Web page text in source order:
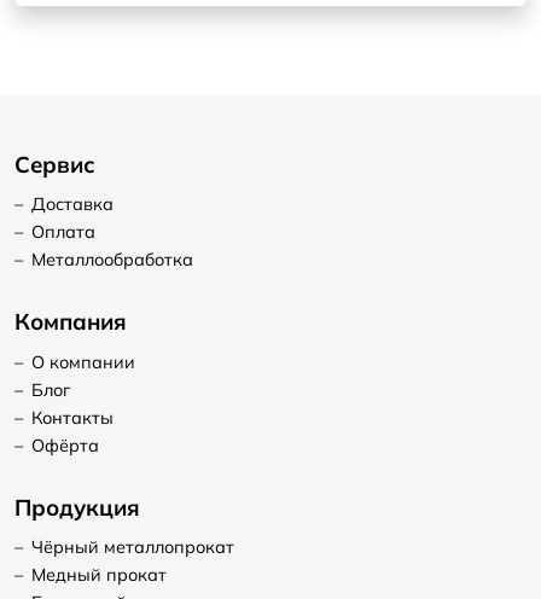
Сервис
– Доставка
– Оплата
– Металлообработка
Компания
– О компании
– Блог
– Контакты
– Офёрта
Продукция
– Чёрный металлопрокат
– Медный прокат